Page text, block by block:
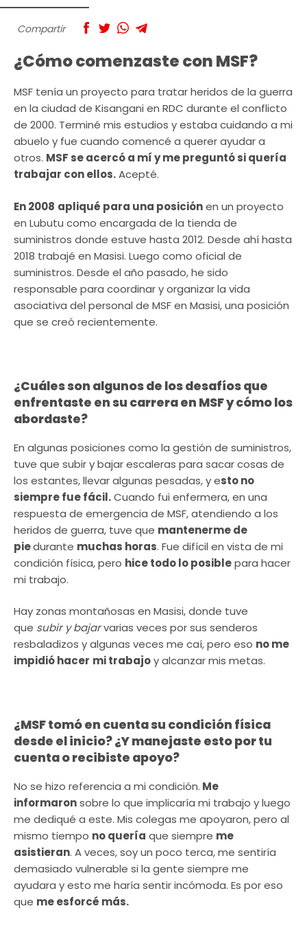
Compartir
¿Cómo comenzaste con MSF?
MSF tenía un proyecto para tratar heridos de la guerra
en la ciudad de Kisangani en RDC durante el conflicto
de 2000. Terminé mis estudios y estaba cuidando a mi
abuelo y fue cuando comencé a querer ayudar a
otros. MSF se acercó a mí y me preguntó si quería
trabajar con ellos.Acepté.
En 2008 apliqué para una posiciónen un proyecto
en Lubutu como encargada de la tienda de
suministros donde estuve hasta 2012. Desde ahí hasta
2018 trabajé en Masisi. Luego como oficial de
suministros. Desde el año pasado, he sido
responsable para coordinar y organizar la vida
asociativa del personal de MSF en Masisi, una posición
que se creó recientemente.
¿Cuáles son algunos de los desafíos que
enfrentaste en su carrera en MSF y cómo los
abordaste?
En algunas posiciones como la gestión de suministros,
tuve que subir y bajar escaleras para sacar cosas de
los estantes, llevar algunas pesadas, y esto no
siempre fue fácil.Cuando fui enfermera, en una
respuesta de emergencia de MSF, atendiendo a los
heridos de guerra, tuve que mantenerme de
piedurante muchas horas. Fue difícil en vista de mi
condición física, pero hice todo lo posiblepara hacer
mi trabajo.
Hay zonas montañosas en Masisi, donde tuve
que subir y bajarvarias veces por sus senderos
resbaladizos y algunas veces me caí, pero eso no me
impidió hacer mi trabajoy alcanzar mis metas.
¿MSF tomó en cuenta su condición física
desde el inicio? ¿Y manejaste esto por tu
cuenta o recibiste apoyo?
No se hizo referencia a mi condición. Me
informaronsobre lo que implicaría mi trabajo y luego
me dediqué a este. Mis colegas me apoyaron, pero al
mismo tiempo no quería que siempre me
asistieran. A veces, soy un poco terca, me sentiría
demasiado vulnerable si la gente siempre me
ayudara y esto me haría sentir incómoda. Es por eso
que me esforcé más.